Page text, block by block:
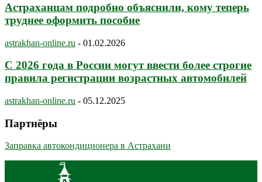
Астраханцам подробно объяснили, кому теперь
труднее оформить пособие
astrakhan-online.ru - 01.02.2026
С 2026 года в России могут ввести более строгие
правила регистрации возрастных автомобилей
astrakhan-online.ru - 05.12.2025
Партнёры
Заправка автокондиционера в Астрахани